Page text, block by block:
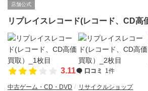
店舗公式
リプレイスレコード(レコード、CD高
3.11 口コミ 1件
中古ゲーム・CD・DVD リサイクルショップ